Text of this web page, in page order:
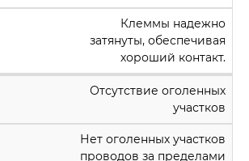
Клеммы надежно
затянуты, обеспечивая
хороший контакт.
Отсутствие оголенных
участков
Нет оголенных участков
проводов за пределами